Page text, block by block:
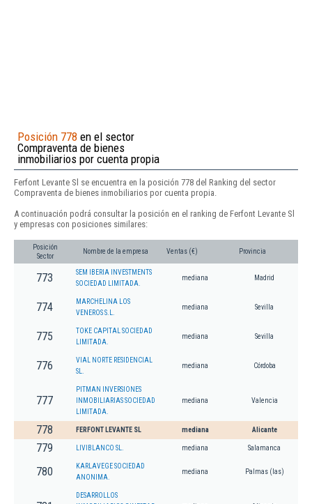
Posición 778 en el sector
Compraventa de bienes
inmobiliarios por cuenta propia
Ferfont Levante Sl se encuentra en la posición 778 del Ranking del sector
Compraventa de bienes inmobiliarios por cuenta propia.
A continuación podrá consultar la posición en el ranking de Ferfont Levante Sl
y empresas con posiciones similares:
Posición
Sector
Nombre de la empresa Ventas (€) Provincia
773
SEM IBERIA INVESTMENTS
SOCIEDAD LIMITADA.
mediana Madrid
774
MARCHELINA LOS
VENEROS S.L.
mediana Sevilla
775
TOKE CAPITAL SOCIEDAD
LIMITADA.
mediana Sevilla
776
VIAL NORTE RESIDENCIAL
SL.
mediana Córdoba
777
PITMAN INVERSIONES
INMOBILIARIAS SOCIEDAD
LIMITADA.
mediana Valencia
778 FERFONT LEVANTE SL mediana Alicante
779 LIVIBLANCO SL. mediana Salamanca
780
KARLAVEGE SOCIEDAD
ANONIMA.
mediana Palmas (las)
DESARROLLOS